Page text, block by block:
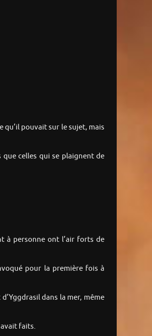
qu’il pouvait sur le sujet, mais
celles qui se plaignent de
à personne ont l’air forts de
pour la première fois à
dans la mer, même
faits.